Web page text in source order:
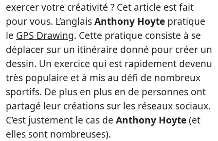
exercer votre créativité ? Cet article est fait
pour vous. L’anglaisAnthony Hoyte pratique
le GPS Drawing. Cette pratique consiste à se
déplacer sur un itinéraire donné pour créer un
dessin. Un exercice qui est rapidement devenu
très populaire et à mis au défi de nombreux
sportifs. De plus en plus en de personnes ont
partagé leur créations sur les réseaux sociaux.
C’est justement le cas de Anthony Hoyte(et
elles sont nombreuses).